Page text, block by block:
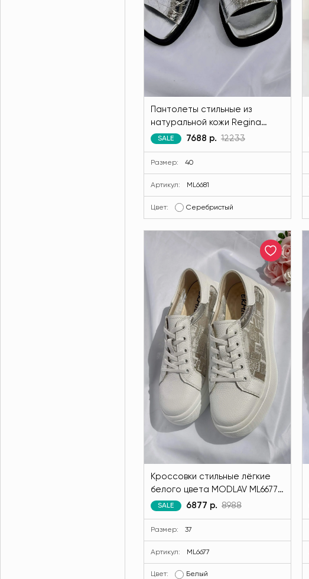
Пантолеты стильные из
натуральной кожи Regina
Bottini серебристого цвета
SALE 7688 р. 12233
Размер: 40
Артикул: ML6681
Цвет: Серебристый
Кроссовки стильные лёгкие
белого цвета MODLAV ML6677-
1
SALE 6877 р. 8988
Размер: 37
Артикул: ML6677
Цвет: Белый